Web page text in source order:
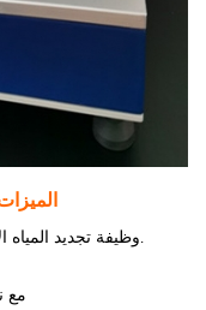
1، وظيفة تجديد المياه الأصلية في الصين، الماء الكامل أثناء الاختبار.
2،